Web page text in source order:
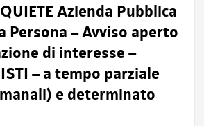
Azienda Pubblica
Persona – Avviso aperto
di interesse –
– a tempo parziale
e determinato